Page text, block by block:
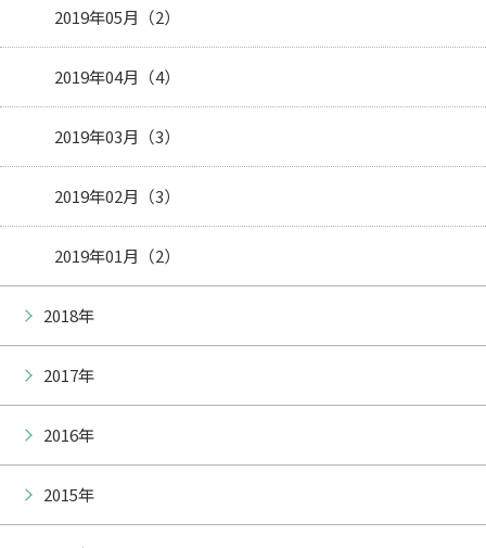
2019年05月（2）
2019年04月（4）
2019年03月（3）
2019年02月（3）
2019年01月（2）
2018年
2017年
2016年
2015年